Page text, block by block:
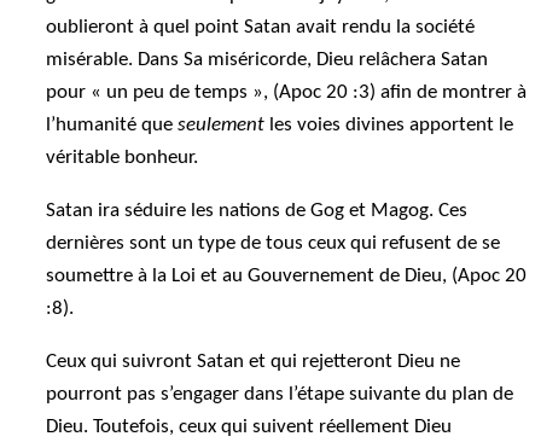
oublieront à quel point Satan avait rendu la société
misérable. Dans Sa miséricorde, Dieu relâchera Satan
pour « un peu de temps », (Apoc 20 :3) afin de montrer à
l’humanité queseulement les voies divines apportent le
véritable bonheur.
Satan ira séduire les nations de Gog et Magog. Ces
dernières sont un type de tous ceux qui refusent de se
soumettre à la Loi et au Gouvernement de Dieu, (Apoc 20
:8).
Ceux qui suivront Satan et qui rejetteront Dieu ne
pourront pas s’engager dans l’étape suivante du plan de
Dieu. Toutefois, ceux qui suivent réellement Dieu